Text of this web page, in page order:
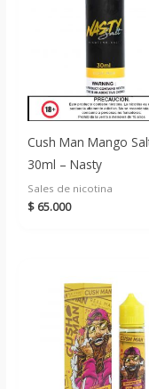
Cush Man Mango
30ml – Nasty
Sales de nicotina
$ 65.000